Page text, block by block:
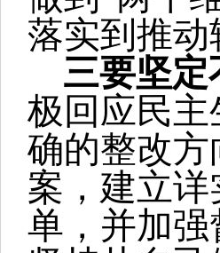
落实到推
三要坚定
极回应民
确的整改
案，建立
单，并加